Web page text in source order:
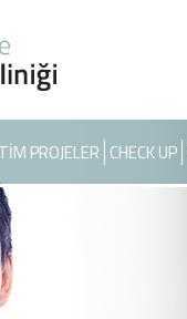
PROJELER CHECK UP